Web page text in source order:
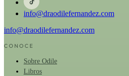
info@draodilefernandez.com
info@draodilefernandez.com
CONOCE
Sobre Odile
Libros